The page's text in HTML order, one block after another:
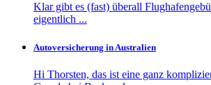
Klar gibt es (fast) überall
eigentlich ...
Autoversicherung in Australien
Hi Thorsten, das ist eine ganz